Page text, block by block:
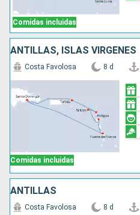
Comidas incluidas
ANTILLAS, ISLAS VÍRGENES
Comidas incluidas
Costa Favolosa 8 d
ANTILLAS
Costa Favolosa 8 d